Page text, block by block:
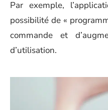
Par exemple,
possibilité de «
commande et
d’utilisation.